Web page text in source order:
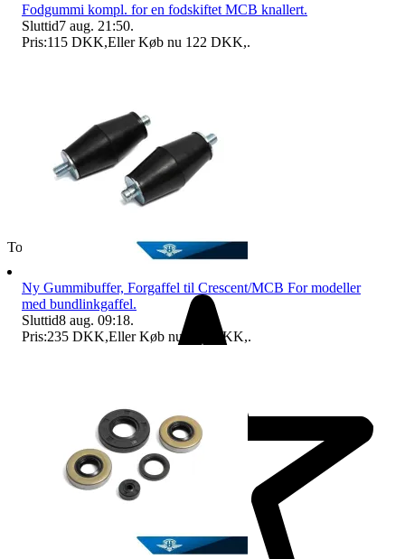
Topsælger
Fodgummi kompl. for en fodskiftet MCB knallert.
Sluttid7 aug. 21:50.
Pris:115 DKK,Eller Køb nu 122 DKK,.
Ny Gummibuffer, Forgaffel til Crescent/MCB For modeller
med bundlinkgaffel.
Sluttid8 aug. 09:18.
Pris:235 DKK,Eller Køb nu 245 DKK,.